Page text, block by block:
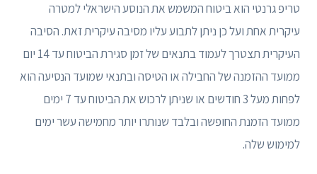
טריפ גרנטי הוא ביטוח המשמש את הנוסע הישראלי למטרה
עיקרית אחת ועל כן ניתן לתבוע עליו מסיבה עיקרית זאת. הסיבה
העיקרית תצטרך לעמוד בתנאים של זמן סגירת הביטוח עד 14 יום
ממועד ההזמנה של החבילה או הטיסה ובתנאי שמועד הנסיעה הוא
לפחות מעל 3 חודשים או שניתן לרכוש את הביטוח עד 7 ימים
ממועד הזמנת החופשה ובלבד שנותרו יותר מחמישה עשר ימים
למימוש שלה.